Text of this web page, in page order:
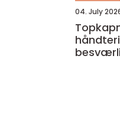
04. July